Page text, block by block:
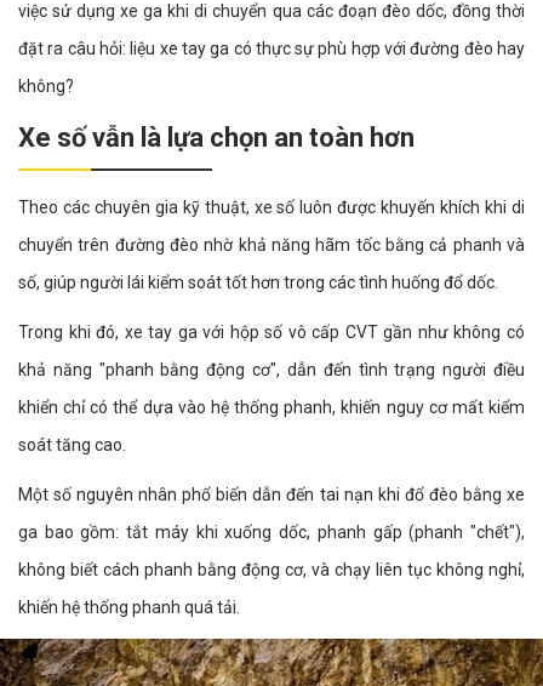
việc sử dụng xe ga khi di chuyển qua các đoạn đèo dốc, đồng thời
đặt ra câu hỏi: liệu xe tay ga có thực sự phù hợp với đường đèo hay
không?
Xe số vẫn là lựa chọn an toàn hơn
Theo các chuyên gia kỹ thuật, xe số luôn được khuyến khích khi di
chuyển trên đường đèo nhờ khả năng hãm tốc bằng cả phanh và
số, giúp người lái kiểm soát tốt hơn trong các tình huống đổ dốc.
Trong khi đó, xe tay ga với hộp số vô cấp CVT gần như không có
khả năng "phanh bằng động cơ", dẫn đến tình trạng người điều
khiển chỉ có thể dựa vào hệ thống phanh, khiến nguy cơ mất kiểm
soát tăng cao.
Một số nguyên nhân phổ biến dẫn đến tai nạn khi đổ đèo bằng xe
ga bao gồm: tắt máy khi xuống dốc, phanh gấp (phanh "chết"),
không biết cách phanh bằng động cơ, và chạy liên tục không nghỉ,
khiến hệ thống phanh quá tải.